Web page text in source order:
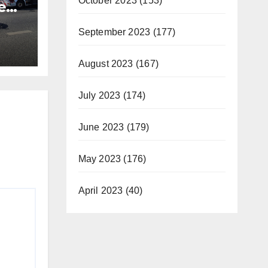
September 2023 (177)
August 2023 (167)
July 2023 (174)
June 2023 (179)
May 2023 (176)
April 2023 (40)